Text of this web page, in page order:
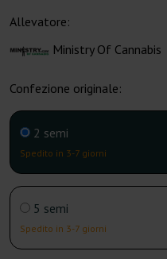
Allevatore:
Ministry Of Cannabis
Confezione originale:
2 semi
Spedito in 3-7 giorni
5 semi
Spedito in 3-7 giorni